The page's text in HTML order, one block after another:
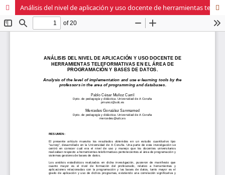
Análisis del nivel de aplicación y uso docente de herramientas teleformativas en el área de programación y bases de datos